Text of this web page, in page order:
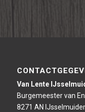
Van Lente
Burgemeester van
8271 AN